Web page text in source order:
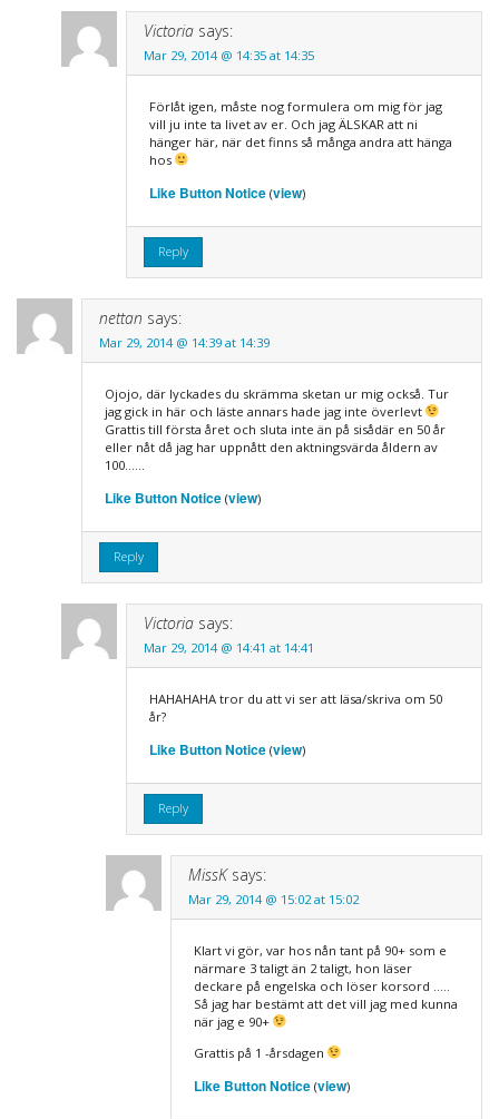
Victoria says:
Mar 29, 2014 @ 14:35 at 14:35
Förlåt igen, måste nog formulera om mig för jag
vill ju inte ta livet av er. Och jag ÄLSKAR att ni
hänger här, när det finns så många andra att hänga
hos
Like Button Notice(view)
Reply
nettan says:
Mar 29, 2014 @ 14:39 at 14:39
Ojojo, där lyckades du skrämma sketan ur mig också. Tur
jag gick in här och läste annars hade jag inte överlevt
Grattis till första året och sluta inte än på sisådär en 50 år
eller nåt då jag har uppnått den aktningsvärda åldern av
100……
Like Button Notice(view)
Reply
Victoria says:
Mar 29, 2014 @ 14:41 at 14:41
HAHAHAHA tror du att vi ser att läsa/skriva om 50
år?
Like Button Notice(view)
Reply
MissK says:
Mar 29, 2014 @ 15:02 at 15:02
Klart vi gör, var hos nån tant på 90+ som e
närmare 3 taligt än 2 taligt, hon läser
deckare på engelska och löser korsord …..
Så jag har bestämt att det vill jag med kunna
när jag e 90+
Grattis på 1 -årsdagen
Like Button Notice(view)